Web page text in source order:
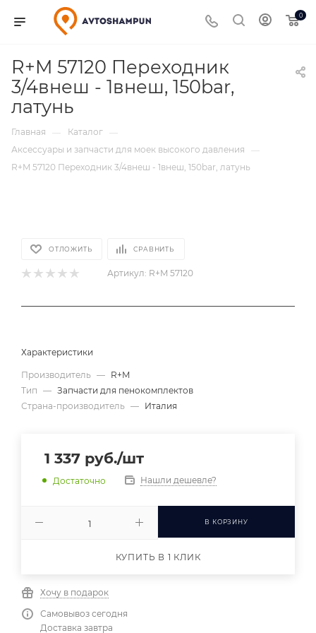
0
R+M 57120 Переходник
3/4внеш - 1внеш, 150bar,
латунь
Главная — Каталог —
Аксессуары и запчасти для моек высокого давления
—
R+M 57120 Переходник 3/4внеш - 1внеш, 150bar, латунь
ОТЛОЖИТЬ СРАВНИТЬ
Артикул: R+M 57120
Характеристики
Производитель — R+M
Тип — Запчасти для пенокомплектов
Страна-производитель — Италия
1 337 руб./шт
Достаточно Нашли дешевле?
В КОРЗИНУ
КУПИТЬ В 1 КЛИК
Хочу в подарок
Самовывоз сегодня
Доставка завтра